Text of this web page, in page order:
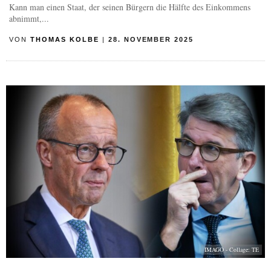
Kann man einen Staat, der seinen Bürgern die Hälfte des Einkommens
abnimmt,...
VON THOMAS KOLBE | 28. NOVEMBER 2025
IMAGO - Collage: TE